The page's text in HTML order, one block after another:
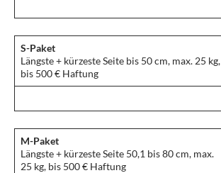
S-Paket
Längste + kürzeste Seite bis 50 cm, max. 25 kg,
bis 500 € Haftung
M-Paket
Längste + kürzeste Seite 50,1 bis 80 cm, max.
25 kg, bis 500 € Haftung